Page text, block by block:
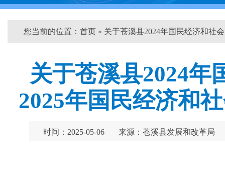
您当前的位置： 首页 » 关于苍溪县2024年国民经济和社
关于苍溪县2024年
2025年国民经济和
时间：2025-05-06 来源：苍溪县发展和改革局